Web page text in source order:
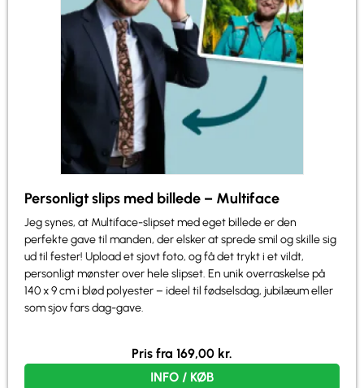
Personligt slips med billede – Multiface
Jeg synes, at Multiface-slipset med eget billede er den
perfekte gave til manden, der elsker at sprede smil og skille sig
ud til fester! Upload et sjovt foto, og få det trykt i et vildt,
personligt mønster over hele slipset. En unik overraskelse på
140 x 9 cm i blød polyester – ideel til fødselsdag, jubilæum eller
som sjov fars dag-gave.
Pris fra 169,00 kr.
INFO / KØB